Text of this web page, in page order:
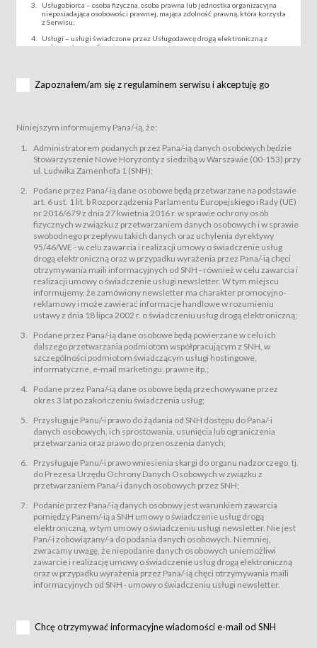
Usługobiorca – osoba fizyczna, osoba prawna lub jednostka organizacyjna
nieposiadająca osobowości prawnej, mająca zdolność prawną, która korzysta
z Serwisu;
Usługi – usługi świadczone przez Usługodawcę drogą elektroniczną z
wykorzystaniem Serwisu;
za pośrednictwem Serwisu;
podmiotom z branży mediów i filmowej (Akredytacje);
Bilety – wybrane dokumenty potwierdzające zawarcie umowy z
Usługodawcą i uprawniające do wzięcia udziału w Wydarzeniu,
przewidziane przez Usługodawcę dla danego Wydarzenia, tj. uprawniające
do uczestnictwa w wielu albo w pojedynczych seansach filmowych,
Sklep – sklep internetowy prowadzony przez Usługodawcę w Serwisie;
Regulamin – niniejszy regulamin.
§ 2
Postanowienia ogólne
Regulamin określa zasady:
świadczenia Usługobiorcom Usług przez Usługodawcę, z
zastrzeżeniem usług, o których mowa w ust. 2 pkt. 4 i 5 poniżej, których
zasady świadczenia precyzują odrębne regulaminy,
przetwarzania przez Usługodawcę danych osobowych Usługobiorców
będących osobami fizycznymi.
świadczy Usługi drogą elektroniczną w rozumieniu ustawy z dnia 18 lipca
2002 r. o świadczeniu usług drogą elektroniczną (Dz.U. z 2002 r., Nr 144, poz.
1204, z późń. zm.). Usługi świadczone są nieodpłatnie.
usługę przeglądania i odczytywania przez Usługobiorców materiałów
zamieszczanych w Serwisie,
usługę utrzymywania konta użytkownika w Serwisie,
usługę newsletter,
usługę zawierania na odległość umów nabycia Karnetów i Biletów,
usługę zawierania na odległość umów sprzedaży w Sklepie.
dnia 18 lipca 2002 r. o świadczeniu usług drogą elektroniczną (Dz.U. z 2002
r., Nr 144, poz. 1204, z późń. zm.). Usługi świadczone są nieodpłatnie.
Na zasadach określonych w Regulaminie dostęp do Serwisu jest otwarty dla
Usługobiorca przed rozpoczęciem korzystania z Serwisu jest zobowiązany
zapoznać się z Regulaminem. Założenie konta w Serwisie oraz zamówienie
usługi newsletter za pośrednictwem przeznaczonego do tego formularza
zamieszczonego na stronach Serwisu dostępnych dla wszystkich
Usługobiorców wymaga akceptacji postanowień Regulaminu.
Usługobiorca zobowiązany jest do przestrzegania postanowień Regulaminu
od chwili rozpoczęcia korzystania z Serwisu.
Regulamin jest udostępniony Usługobiorcom nieodpłatnie za
Warunki techniczne korzystania z Usług
Zapoznałem/am się z regulaminem serwisu i akceptuję go
Niniejszym informujemy Pana/-ią, że:
Administratorem podanych przez Pana/-ią danych osobowych będzie
Stowarzyszenie Nowe Horyzonty z siedzibą w Warszawie (00-153) przy
ul. Ludwika Zamenhofa 1 (SNH);
Podane przez Pana/-ią dane osobowe będą przetwarzane na podstawie
art. 6 ust. 1 lit. b Rozporządzenia Parlamentu Europejskiego i Rady (UE)
nr 2016/679 z dnia 27 kwietnia 2016 r. w sprawie ochrony osób
fizycznych w związku z przetwarzaniem danych osobowych i w sprawie
swobodnego przepływu takich danych oraz uchylenia dyrektywy
95/46/WE - w celu zawarcia i realizacji umowy o świadczenie usług
drogą elektroniczną oraz w przypadku wyrażenia przez Pana/-ią chęci
otrzymywania maili informacyjnych od SNH - również w celu zawarcia i
realizacji umowy o świadczenie usługi newsletter. W tym miejscu
informujemy, że zamówiony newsletter ma charakter promocyjno-
reklamowy i może zawierać informacje handlowe w rozumieniu
ustawy z dnia 18 lipca 2002 r. o świadczeniu usług drogą elektroniczną;
Podane przez Pana/-ią dane osobowe będą powierzane w celu ich
dalszego przetwarzania podmiotom współpracującym z SNH, w
szczególności podmiotom świadczącym usługi hostingowe,
informatyczne, e-mail marketingu, prawne itp.;
Podane przez Pana/-ią dane osobowe będą przechowywane przez
okres 3 lat po zakończeniu świadczenia usług;
Przysługuje Panu/-i prawo do żądania od SNH dostępu do Pana/-i
danych osobowych, ich sprostowania, usunięcia lub ograniczenia
przetwarzania oraz prawo do przenoszenia danych;
Przysługuje Panu/-i prawo wniesienia skargi do organu nadzorczego, tj.
do Prezesa Urzędu Ochrony Danych Osobowych w związku z
przetwarzaniem Pana/-i danych osobowych przez SNH;
Podanie przez Pana/-ią danych osobowy jest warunkiem zawarcia
pomiędzy Panem/-ią a SNH umowy o świadczenie usług drogą
elektroniczną, w tym umowy o świadczeniu usługi newsletter. Nie jest
Pan/-i zobowiązany/-a do podania danych osobowych. Niemniej,
zwracamy uwagę, że niepodanie danych osobowych uniemożliwi
zawarcie i realizację umowy o świadczenie usług drogą elektroniczną
oraz w przypadku wyrażenia przez Pana/-ią chęci otrzymywania maili
informacyjnych od SNH - umowy o świadczeniu usługi newsletter.
Chcę otrzymywać informacyjne wiadomości e-mail od SNH